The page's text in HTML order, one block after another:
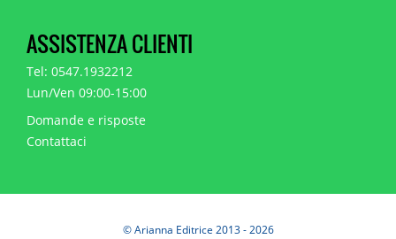
ASSISTENZA CLIENTI
Tel: 0547.1932212
Lun/Ven 09:00-15:00
Domande e risposte
Contattaci
© Arianna Editrice 2013 - 2026